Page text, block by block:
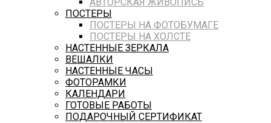
ПОСТЕРЫ
ПОСТЕРЫ НА ФОТОБУМАГЕ
ПОСТЕРЫ НА ХОЛСТЕ
НАСТЕННЫЕ ЗЕРКАЛА
ВЕШАЛКИ
НАСТЕННЫЕ ЧАСЫ
ФОТОРАМКИ
КАЛЕНДАРИ
ГОТОВЫЕ РАБОТЫ
ПОДАРОЧНЫЙ СЕРТИФИКАТ